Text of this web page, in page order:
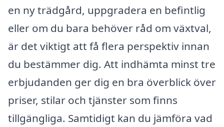
en ny trädgård, uppgradera en befintlig
eller om du bara behöver råd om växtval,
är det viktigt att få flera perspektiv innan
du bestämmer dig. Att indhämta minst tre
erbjudanden ger dig en bra överblick över
priser, stilar och tjänster som finns
tillgängliga. Samtidigt kan du jämföra vad